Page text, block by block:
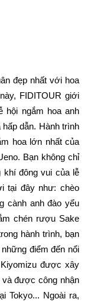
đẹp nhất với hoa
FIDITOUR giới
hội ngắm hoa anh
dẫn. Hành trình
hoa lớn nhất của
Bạn không chỉ
đông vui của lễ
tại đây như: chèo
cành anh đào yểu
chén rượu Sake
hành trình, bạn
điểm đến nổi
được xây
được công nhận
Tokyo... Ngoài ra,